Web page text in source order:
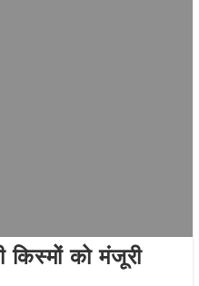
को मंजूरी